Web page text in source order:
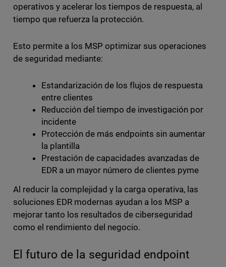
operativos y acelerar los tiempos de respuesta, al
tiempo que refuerza la protección.
Esto permite a los MSP optimizar sus operaciones
de seguridad mediante:
Estandarización de los flujos de respuesta
entre clientes
Reducción del tiempo de investigación por
incidente
Protección de más endpoints sin aumentar
la plantilla
Prestación de capacidades avanzadas de
EDR a un mayor número de clientes pyme
Al reducir la complejidad y la carga operativa, las
soluciones EDR modernas ayudan a los MSP a
mejorar tanto los resultados de ciberseguridad
como el rendimiento del negocio.
El futuro de la seguridad endpoint